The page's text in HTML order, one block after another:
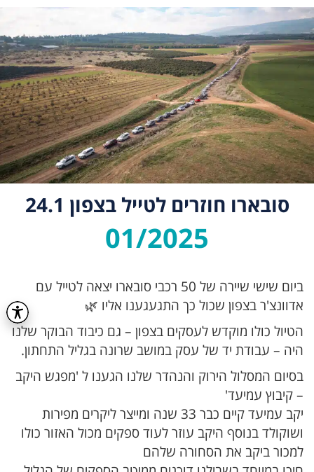
סובארו חוזרים לטייל בצפון 24.1
01/2025
ביום שישי שיירה של 50 רכבי סובארו יצאה לטייל עם
אדוונצ'ר בצפון שכול כך התגעגענו אליו 🌿
הטיול כולו מוקדש לעסקים בצפון – גם כיבוד הבוקר שלנו
היה – עבודת יד של עסק במושב שרונה בגליל התחתון.
בסיום המסלול הירוק והנהדר שלנו הגענו ל 'מפגש היקב
– קיבוץ עמיעד'
יקב עמיעד קיים כבר 33 שנה ומייצר ליקרים מפירות
ושוקולד בנוסף היקב עוזר לעוד ספקים מכול האזור כולו
למכור ביקב את הסחורה שלהם